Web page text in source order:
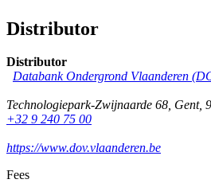
Distributor
Distributor
Databank Ondergrond Vlaanderen
Technologiepark-Zwijnaarde 68, Gent,
+32 9 240 75 00
https://www.dov.vlaanderen.be
Fees